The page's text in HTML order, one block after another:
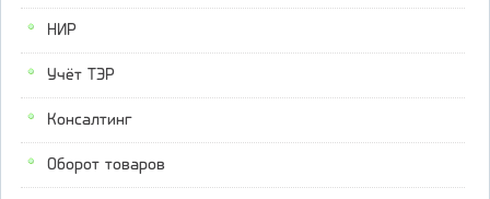
НИР
Учёт ТЭР
Консалтинг
Оборот товаров